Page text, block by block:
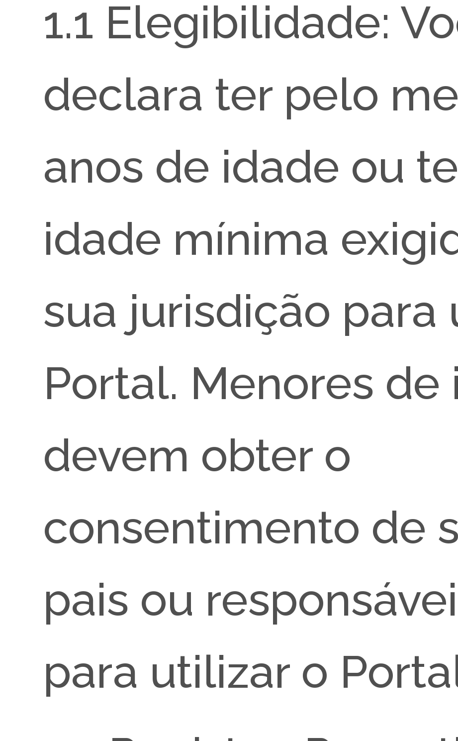
1.1 Elegibilidade:
declara ter pelo
anos de idade ou
idade mínima
sua jurisdição para
Portal. Menores de
devem obter o
consentimento de
pais ou
para utilizar o